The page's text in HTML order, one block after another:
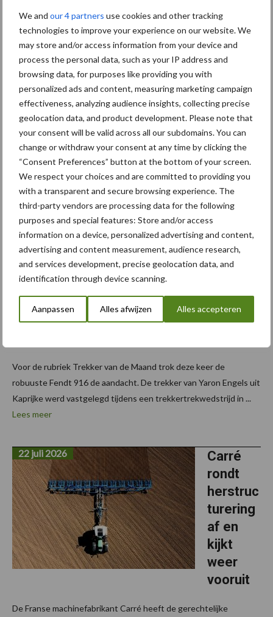
We and our 4 partners use cookies and other tracking
technologies to improve your experience on our website. We
may store and/or access information from your device and
process the personal data, such as your IP address and
browsing data, for purposes like providing you with
personalized ads and content, measuring marketing campaign
effectiveness, analyzing audience insights, collecting precise
geolocation data, and product development. Please note that
your consent will be valid across all our subdomains. You can
change or withdraw your consent at any time by clicking the
“Consent Preferences” button at the bottom of your screen.
We respect your choices and are committed to providing you
with a transparent and secure browsing experience. The
third-party vendors are processing data for the following
purposes and special features: Store and/or access
information on a device, personalized advertising and content,
advertising and content measurement, audience research,
and services development, precise geolocation data, and
identification through device scanning.
Aanpassen Alles afwijzen Alles accepteren
Stilstand
voorko
men
met
slijtvast
e lagen
onderdeel dat in contact komt met de bodem zal vroeg of laat
sporen van slijtage vertonen. Maar in welke mate dit plaatsvindt,
is sterk afhankelijk van de gekozen materiaalsoort. Geurts van
Kessel Hardfacing is ...Lees meer
Van
bosbou
w tot
de Fendt
22 juli 2026
Voor de rubriek Trekker van de Maand trok deze keer de
robuuste Fendt 916 de aandacht. De trekker van Yaron Engels uit
Kaprijke werd vastgelegd tijdens een trekkertrekwedstrijd in ...
Lees meer
Carré
rondt
herstruc
turering
af en
kijkt
weer
vooruit
22 juli 2026
De Franse machinefabrikant Carré heeft de gerechtelijke